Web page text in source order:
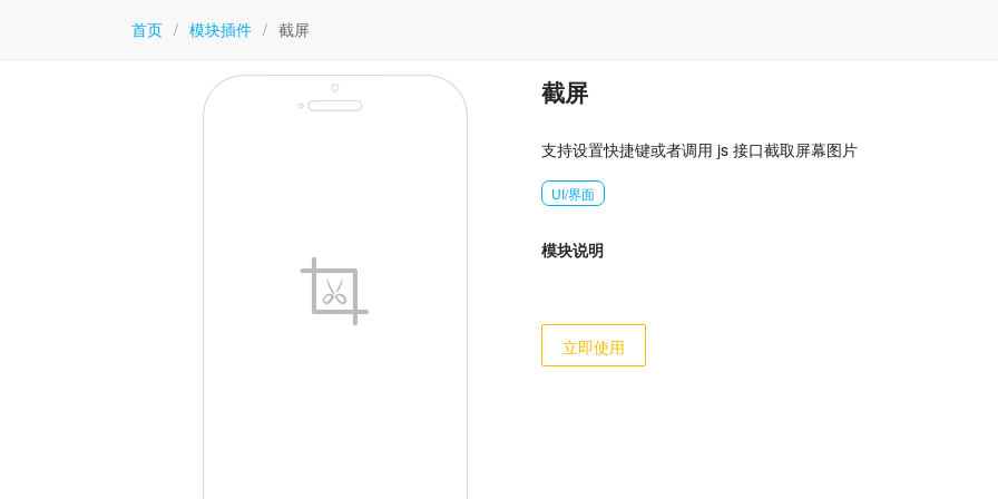
首页 / 模块插件 / 截屏
截屏
支持设置快捷键或者调用 js 接口截取屏幕图片
UI/界面
模块说明
立即使用